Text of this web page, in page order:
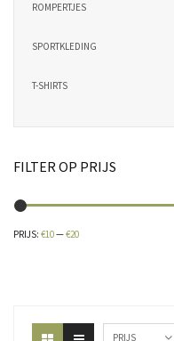
ROMPERTJES
SPORTKLEDING
T-SHIRTS
FILTER OP PRIJS
PRIJS: €10—€20
PRIJS